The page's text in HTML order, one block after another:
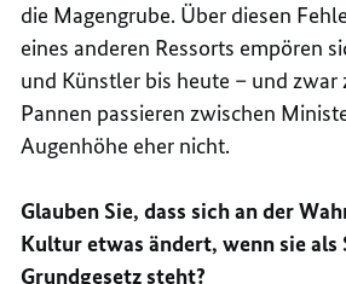
die Magengrube. Über diesen
eines anderen Ressorts empören
und Künstler bis heute – und zwar
Pannen passieren zwischen
Augenhöhe eher nicht.
Glauben Sie, dass sich an der
Kultur etwas ändert, wenn sie als
Grundgesetz steht?